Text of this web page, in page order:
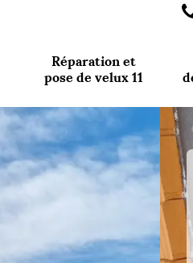
Réparation et
pose de velux 11